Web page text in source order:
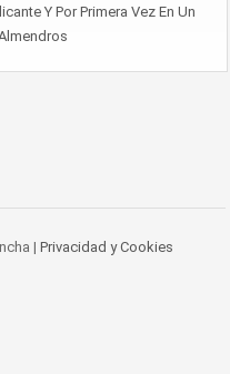
Y Por Primera Vez En Un
| Privacidad y Cookies